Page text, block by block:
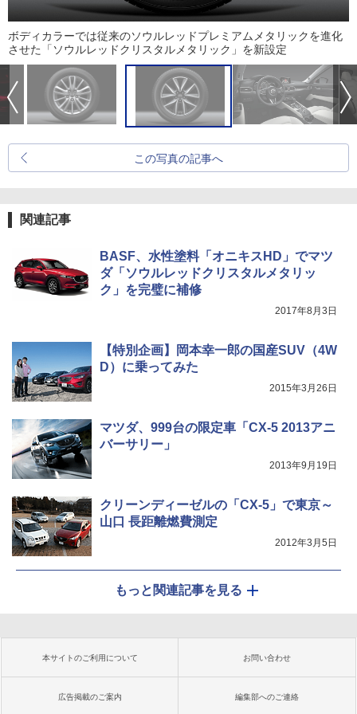
ボディカラーでは従来のソウルレッドプレミアムメタリックを進化
させた「ソウルレッドクリスタルメタリック」を新設定
この写真の記事へ
関連記事
BASF、水性塗料「オニキスHD」でマツ
ダ「ソウルレッドクリスタルメタリッ
ク」を完璧に補修
2017年8月3日
【特別企画】岡本幸一郎の国産SUV（4W
D）に乗ってみた
2015年3月26日
マツダ、999台の限定車「CX-5 2013アニ
バーサリー」
2013年9月19日
クリーンディーゼルの「CX-5」で東京～
山口 長距離燃費測定
2012年3月5日
もっと関連記事を見る
本サイトのご利用について お問い合わせ
広告掲載のご案内 編集部へのご連絡